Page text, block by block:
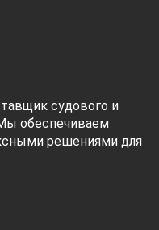
судового и
обеспечиваем
решениями для